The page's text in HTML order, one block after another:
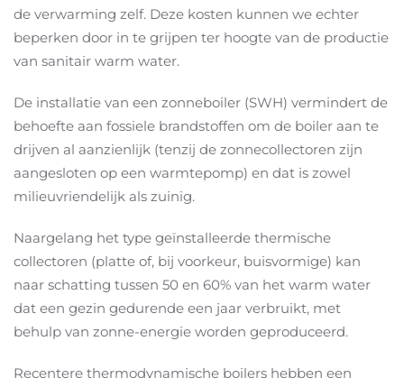
de verwarming zelf. Deze kosten kunnen we echter
beperken door in te grijpen ter hoogte van de productie
van sanitair warm water.
De installatie van een zonneboiler (SWH) vermindert de
behoefte aan fossiele brandstoffen om de boiler aan te
drijven al aanzienlijk (tenzij de zonnecollectoren zijn
aangesloten op een warmtepomp) en dat is zowel
milieuvriendelijk als zuinig.
Naargelang het type geïnstalleerde thermische
collectoren (platte of, bij voorkeur, buisvormige) kan
naar schatting tussen 50 en 60% van het warm water
dat een gezin gedurende een jaar verbruikt, met
behulp van zonne-energie worden geproduceerd.
Recentere thermodynamische boilers hebben een